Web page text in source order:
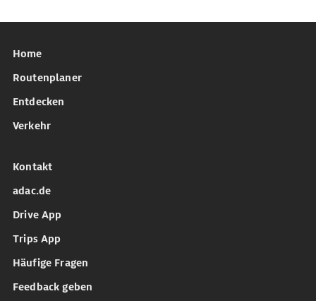
Home
Routenplaner
Entdecken
Verkehr
Kontakt
adac.de
Drive App
Trips App
Häufige Fragen
Feedback geben